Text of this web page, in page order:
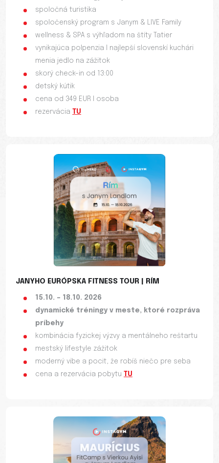
spoločná turistika
spoločenský program s Janym & LIVE Family
wellness & SPA s výhľadom na štíty Tatier
vynikajúca polpenzia I najlepší slovenskí kuchári
menia jedlo na zážitok
skorý check-in od 13:00
detský kútik
cena od 349 EUR I osoba
rezervácia
TU
JANYHO EURÓPSKA FITNESS TOUR | RÍM
15.10. – 18.10. 2026
dynamické tréningy v meste, ktoré rozpráva
príbehy
kombinácia fyzickej výzvy a mentálneho reštartu
mestský lifestyle zážitok
moderný vibe a pocit, že robíš niečo pre seba
cena a rezervácia pobytu
TU